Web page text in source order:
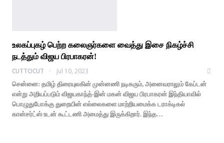
உலகப்புகழ் பெற்ற கலைஞர்களை வைத்து இசை நிகழ்ச்சி
நடத்தும் விஜய பிரபாகரன்!
CUTTOCUT
Jul 10, 2023
சென்னை: தமிழ் திரையுலகின் முன்னணி நடிகரும், அனைவராலும் கேப்டன்
என்று அறியப்படும் விஜயகாந்த்-இன் மகன் விஜய பிரபாகரன் இந்தியாவில்
பொழுதுபோக்கு துறையின் எல்லைகளை மாற்றியமைக்க டராக்டிகல்
கான்சர்ட்ஸ் உடன் கூட்டணி அமைத்து இருக்கிறார். இந்த…